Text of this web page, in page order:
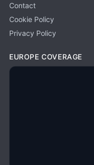
Contact
Cookie Policy
Privacy Policy
EUROPE COVERAGE